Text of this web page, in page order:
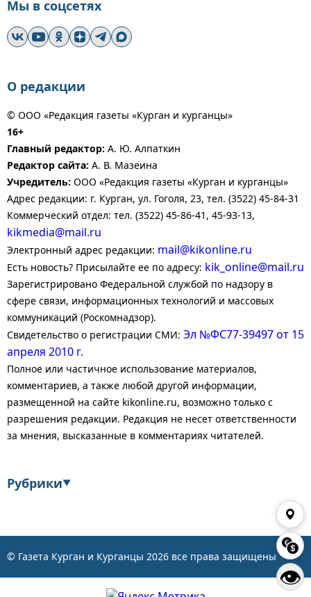
👁
Мы в соцсетях
О редакции
© ООО «Редакция газеты «Курган и курганцы»
16+
Главный редактор: А. Ю. Алпаткин
Редактор сайта: А. В. Мазеина
Учредитель: ООО «Редакция газеты «Курган и курганцы»
Адрес редакции: г. Курган, ул. Гоголя, 23, тел. (3522) 45-84-31
Коммерческий отдел: тел. (3522) 45-86-41, 45-93-13,
kikmedia@mail.ru
Электронный адрес редакции: mail@kikonline.ru
Есть новость? Присылайте ее по адресу: kik_online@mail.ru
Зарегистрировано Федеральной службой по надзору в
сфере связи, информационных технологий и массовых
коммуникаций (Роскомнадзор).
Свидетельство о регистрации СМИ: Эл №ФС77-39497 от 15
апреля 2010 г.
Полное или частичное использование материалов,
комментариев, а также любой другой информации,
размещенной на сайте kikonline.ru, возможно только с
разрешения редакции. Редакция не несет ответственности
за мнения, высказанные в комментариях читателей.
Рубрики▼
© Газета Курган и Курганцы 2026 все права защищены